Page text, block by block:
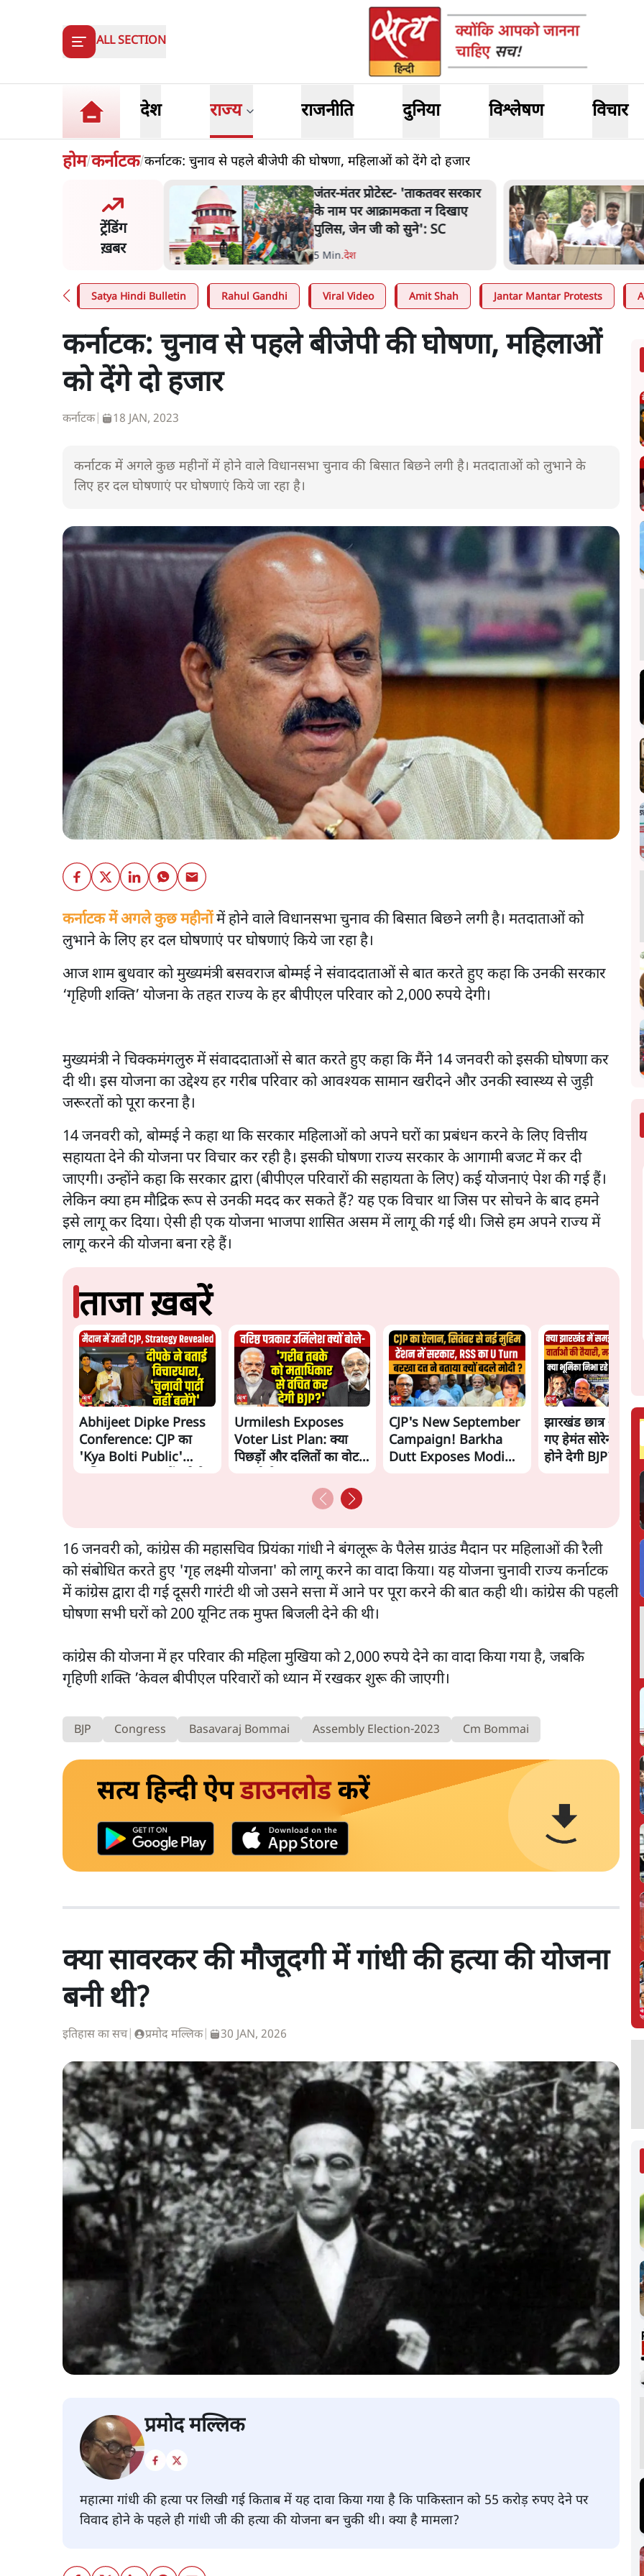
ALL SECTION
देश राज्य राजनीति दुनिया विश्लेषण विचार
होम/कर्नाटक/कर्नाटक: चुनाव से पहले बीजेपी की घोषणा, महिलाओं को देंगे दो हजार
ट्रेंडिंग
ख़बर
जंतर-मंतर प्रोटेस्ट- 'ताकतवर सरकार
के नाम पर आक्रामकता न दिखाए
पुलिस, जेन जी को सुने': SC
जंतर मंतर प्रोटेस्ट: 'युवाओं को
प्रताड़ित किया जा रहा है, पर मोदी-
शाह में बोलने की हिम्मत नहीं'- राहुल
7 Min
Satya Hindi Bulletin Rahul Gandhi Viral Video Amit Shah Jantar Mantar Protests
कर्नाटक: चुनाव से पहले बीजेपी की घोषणा, महिलाओं
को देंगे दो हजार
कर्नाटक| 18 JAN, 2023
कर्नाटक में अगले कुछ महीनों में होने वाले विधानसभा चुनाव की बिसात बिछने लगी है। मतदाताओं को लुभाने के
लिए हर दल घोषणाएं पर घोषणाएं किये जा रहा है।
कर्नाटक में अगले कुछ महीनोंमें होने वाले विधानसभा चुनाव की बिसात बिछने लगी है। मतदाताओं को
लुभाने के लिए हर दल घोषणाएं पर घोषणाएं किये जा रहा है।
आज शाम बुधवार को मुख्यमंत्री बसवराज बोम्मई ने संवाददाताओं से बात करते हुए कहा कि उनकी सरकार
‘गृहिणी शक्ति’ योजना के तहत राज्य के हर बीपीएल परिवार को 2,000 रुपये देगी।
मुख्यमंत्री ने चिक्कमंगलुरु में संवाददाताओं से बात करते हुए कहा कि मैंने 14 जनवरी को इसकी घोषणा कर
दी थी। इस योजना का उद्देश्य हर गरीब परिवार को आवश्यक सामान खरीदने और उनकी स्वास्थ्य से जुड़ी
जरूरतों को पूरा करना है।
14 जनवरी को, बोम्मई ने कहा था कि सरकार महिलाओं को अपने घरों का प्रबंधन करने के लिए वित्तीय
सहायता देने की योजना पर विचार कर रही है। इसकी घोषणा राज्य सरकार के आगामी बजट में कर दी
जाएगी। उन्होंने कहा कि सरकार द्वारा (बीपीएल परिवारों की सहायता के लिए) कई योजनाएं पेश की गई हैं।
लेकिन क्या हम मौद्रिक रूप से उनकी मदद कर सकते हैं? यह एक विचार था जिस पर सोचने के बाद हमने
इसे लागू कर दिया। ऐसी ही एक योजना भाजपा शासित असम में लागू की गई थी। जिसे हम अपने राज्य में
लागू करने की योजना बना रहे हैं।
ताजा ख़बरें
Abhijeet Dipke Press
Conference: CJP का
'Kya Bolti Public'
Urmilesh Exposes
Voter List Plan: क्या
पिछड़ों और दलितों का वोट
CJP's New September
Campaign! Barkha
Dutt Exposes Modi
झारखंड छात्र
गए हेमंत सोरेन,
होने देगी BJP?
16 जनवरी को, कांग्रेस की महासचिव प्रियंका गांधी ने बंगलूरू के पैलेस ग्राउंड मैदान पर महिलाओं की रैली
को संबोधित करते हुए 'गृह लक्ष्मी योजना' को लागू करने का वादा किया। यह योजना चुनावी राज्य कर्नाटक
में कांग्रेस द्वारा दी गई दूसरी गारंटी थी जो उसने सत्ता में आने पर पूरा करने की बात कही थी। कांग्रेस की पहली
घोषणा सभी घरों को 200 यूनिट तक मुफ्त बिजली देने की थी।
कांग्रेस की योजना में हर परिवार की महिला मुखिया को 2,000 रुपये देने का वादा किया गया है, जबकि
गृहिणी शक्ति ’केवल बीपीएल परिवारों को ध्यान में रखकर शुरू की जाएगी।
BJP Congress Basavaraj Bommai Assembly Election-2023 Cm Bommai
सत्य हिन्दी ऐपडाउनलोडकरें
क्या सावरकर की मौजूदगी में गांधी की हत्या की योजना
बनी थी?
इतिहास का सच| प्रमोद मल्लिक| 30 JAN, 2026
प्रमोद मल्लिक
महात्मा गांधी की हत्या पर लिखी गई किताब में यह दावा किया गया है कि पाकिस्तान को 55 करोड़ रुपए देने पर
विवाद होने के पहले ही गांधी जी की हत्या की योजना बन चुकी थी। क्या है मामला?